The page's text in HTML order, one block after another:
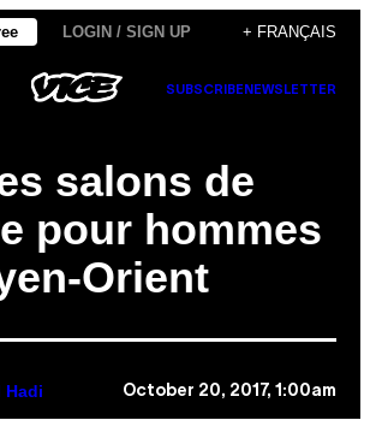
LOGIN / SIGN UP + FRANÇAIS
SUBSCRIBE NEWSLETTER
salons de
pour hommes
Orient
Hadi October 20, 2017, 1:00am